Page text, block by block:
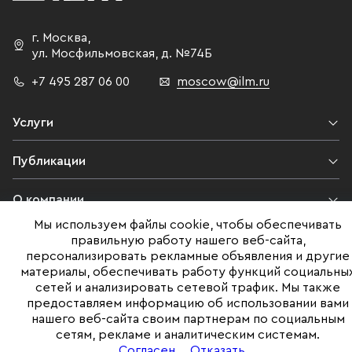
рублей. Источник: CRE
г. Москва
ул. Мосфильмовская,
д. №74Б
+7 495 287 06 00 moscow@ilm.ru
Услуги
Публикации
О компании
Юридическая информация
©ILM 2009-2026. Все права защищены
Мы используем файлы cookie, чтобы обеспечивать
правильную работу нашего веб-сайта,
персонализировать рекламные объявления и другие
материалы, обеспечивать работу функций
сетей и анализировать сетевой трафик. Мы также
предоставляем информацию об использовании вами
нашего веб-сайта своим партнерам по социальным
сетям, рекламе и аналитическим системам.